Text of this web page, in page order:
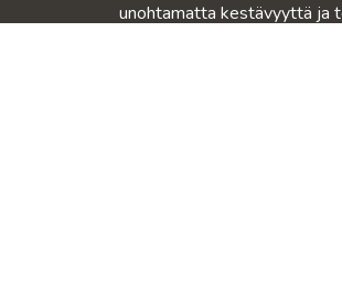
unohtamatta kestävyyttä ja